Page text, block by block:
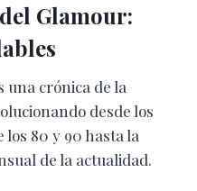
Glamour:
una crónica de la
desde los
los 80 y 90 hasta la
de la actualidad.